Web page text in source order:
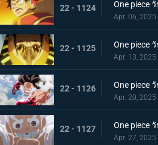
22 - 1124
Apr. 06, 2025
22 - 1125
Apr. 13, 2025
22 - 1126
Apr. 20, 2025
22 - 1127
Apr. 27, 2025